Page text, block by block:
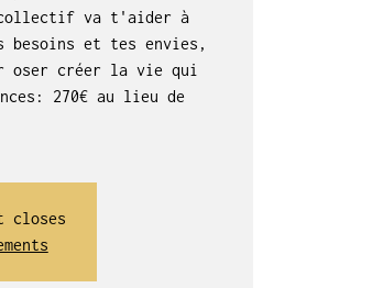
collectif va t'aider à
et tes envies,
oser créer la vie qui
270€ au lieu de
closes